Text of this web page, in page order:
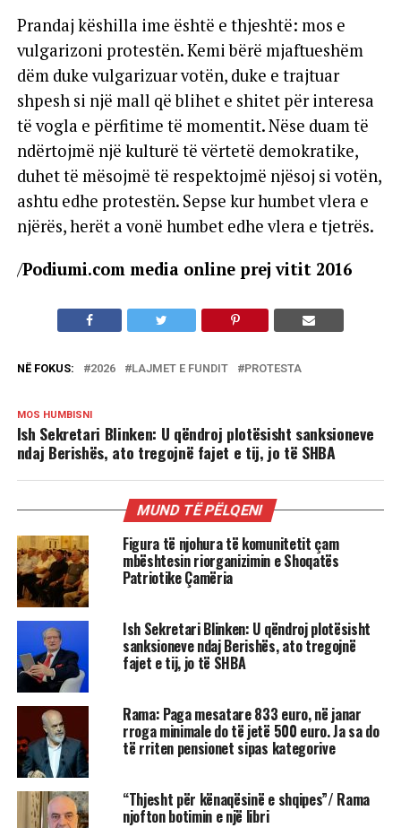
Prandaj këshilla ime është e thjeshtë: mos e
vulgarizoni protestën. Kemi bërë mjaftueshëm
dëm duke vulgarizuar votën, duke e trajtuar
shpesh si një mall që blihet e shitet për interesa
të vogla e përfitime të momentit. Nëse duam të
ndërtojmë një kulturë të vërtetë demokratike,
duhet të mësojmë të respektojmë njësoj si votën,
ashtu edhe protestën. Sepse kur humbet vlera e
njërës, herët a vonë humbet edhe vlera e tjetrës.
/Podiumi.com media online prej vitit 2016
NË FOKUS: 2026 LAJMET E FUNDIT PROTESTA
MOS HUMBISNI
Ish Sekretari Blinken: U qëndroj plotësisht sanksioneve
ndaj Berishës, ato tregojnë fajet e tij, jo të SHBA
MUND TË PËLQENI
Figura të njohura të komunitetit çam
mbështesin riorganizimin e Shoqatës
Patriotike Çamëria
Ish Sekretari Blinken: U qëndroj plotësisht
sanksioneve ndaj Berishës, ato tregojnë
fajet e tij, jo të SHBA
Rama: Paga mesatare 833 euro, në janar
rroga minimale do të jetë 500 euro. Ja sa do
të rriten pensionet sipas kategorive
“Thjesht për kënaqësinë e shqipes”/ Rama
njofton botimin e një libri